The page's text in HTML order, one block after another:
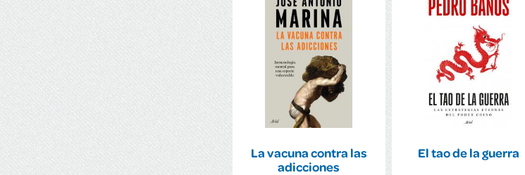
La vacuna contra las
adicciones
El tao de la guerra